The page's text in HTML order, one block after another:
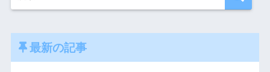
最新の記事